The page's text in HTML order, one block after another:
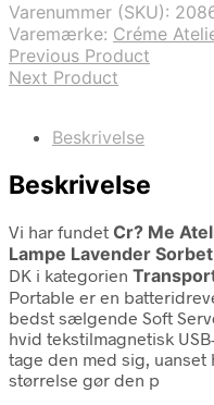
Varenummer (SKU):
Varemærke: Créme
Previous Product
Next Product
Beskrivelse
Beskrivelse
Vi har fundet Cr? Me
Lampe Lavender Sorbet
DK i kategorien
Portable er en
bedst sælgende Soft
hvid tekstilmagnetisk
tage den med sig, uanset
størrelse gør den p